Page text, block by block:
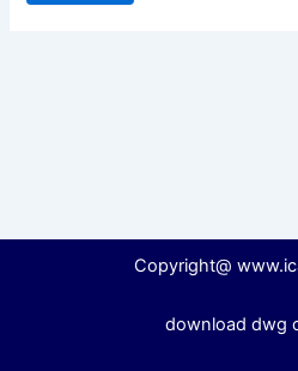
Copyright@
download dwg